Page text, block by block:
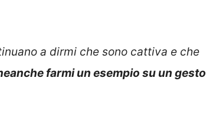
a dirmi che sono cattiva e che
farmi un esempio su un gesto